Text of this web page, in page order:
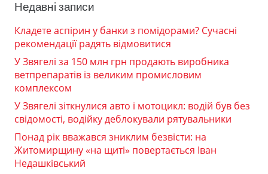
Недавні записи
Кладете аспірин у банки з помідорами? Сучасні
рекомендації радять відмовитися
У Звягелі за 150 млн грн продають виробника
ветпрепаратів із великим промисловим
комплексом
У Звягелі зіткнулися авто і мотоцикл: водій був без
свідомості, водійку деблокували рятувальники
Понад рік вважався зниклим безвісти: на
Житомирщину «на щиті» повертається Іван
Недашківський